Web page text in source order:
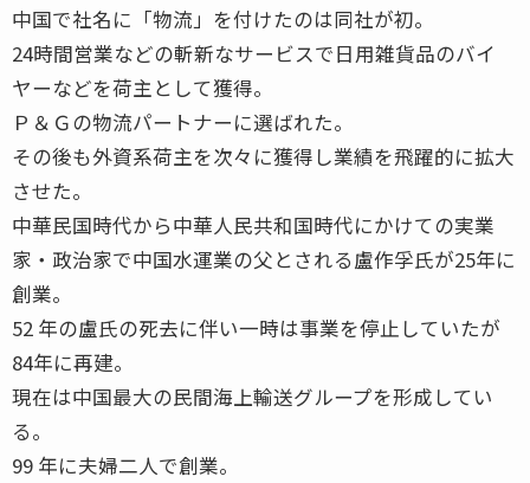
中国で社名に「物流」を付けたのは同社が初。
24時間営業などの斬新なサービスで日用雑貨品のバイ
ヤーなどを荷主として獲得。
Ｐ＆Ｇの物流パートナーに選ばれた。
その後も外資系荷主を次々に獲得し業績を飛躍的に拡大
させた。
中華民国時代から中華人民共和国時代にかけての実業
家・政治家で中国水運業の父とされる盧作孚氏が25年に
創業。
52 年の盧氏の死去に伴い一時は事業を停止していたが
84年に再建。
現在は中国最大の民間海上輸送グループを形成してい
る。
99 年に夫婦二人で創業。